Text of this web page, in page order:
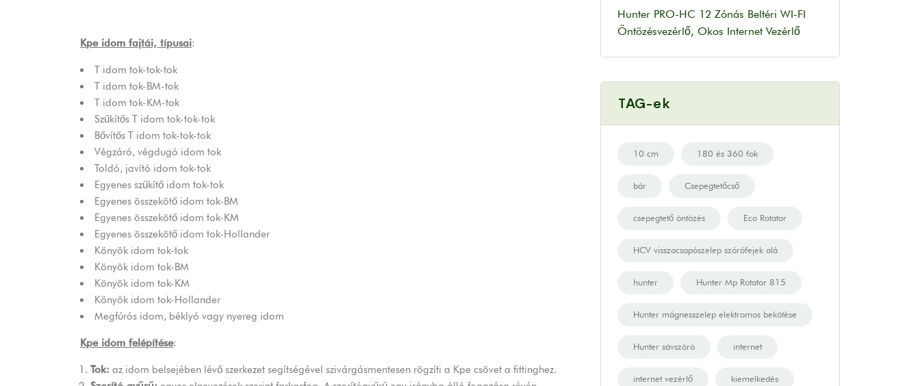
Kpe idom fajtái, típusai:
T idom tok-tok-tok
T idom tok-BM-tok
T idom tok-KM-tok
Szűkítős T idom tok-tok-tok
Bővítős T idom tok-tok-tok
Végzáró, végdugó idom tok
Toldó, javító idom tok-tok
Egyenes szűkítő idom tok-tok
Egyenes összekötő idom tok-BM
Egyenes összekötő idom tok-KM
Egyenes összekötő idom tok-Hollander
Könyök idom tok-tok
Könyök idom tok-BM
Könyök idom tok-KM
Könyök idom tok-Hollander
Megfúrós idom, béklyó vagy nyereg idom
Kpe idom felépítése:
Tok: az idom belsejében lévő szerkezet segítségével szivárgásmentesen rögzíti a Kpe csövet a fittinghez.
Hunter PRO-HC 12 Zónás Beltéri WI-FI
Öntözésvezérlő, Okos Internet Vezérlő
TAG-ek
10 cm 180 és 360 fok
bár Csepegtetőcső
csepegtető öntözés Eco Rotator
HCV visszacsapószelep szórófejek alá
hunter Hunter Mp Rotator 815
Hunter mágnesszelep elektromos bekötése
Hunter sávszóró internet
internet vezérlő kiemelkedés